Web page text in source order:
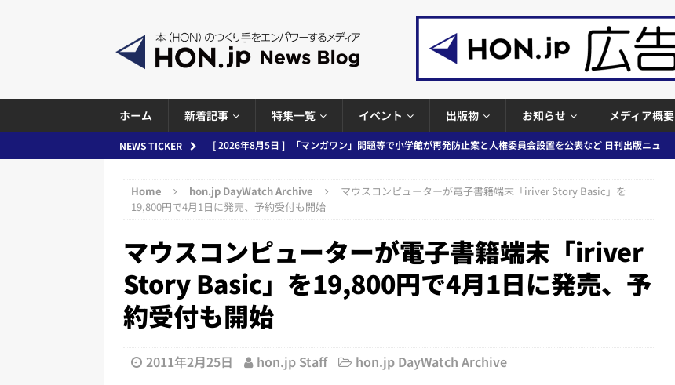
ホーム 新着記事 特集一覧 イベント 出版物 お知らせ メディア概要
NEWS TICKER [ 2026年8月4日 ]
小学館「マンガワン」問題の第三者委員会調査報告書を公開など 日刊出版ニュースまと
[ 2026年8月3日 ] 「講談社、著者向けポータルサイト提供開始」「EUが生成AIコンテンツの識別表示を義
とめ＆コラム
[ 2026年8月2日 ]
EUが生成AIコンテンツの識別表示を義務化など 日刊出版ニュースまとめ 2026.08.02
日刊出版ニュースまとめ
[ 2026年8月1日 ]
日刊出版ニュースまとめ
Home hon.jp DayWatch Archive
マウスコンピューターが電子書籍端末「iriver Story Basic」を
19,800円で4月1日に発売、予約受付も開始
マウスコンピューターが電子書籍端末「iriver
Story Basic」を19,800円で4月1日に発売、予
約受付も開始
2011年2月25日 hon.jp Staff hon.jp DayWatch Archive